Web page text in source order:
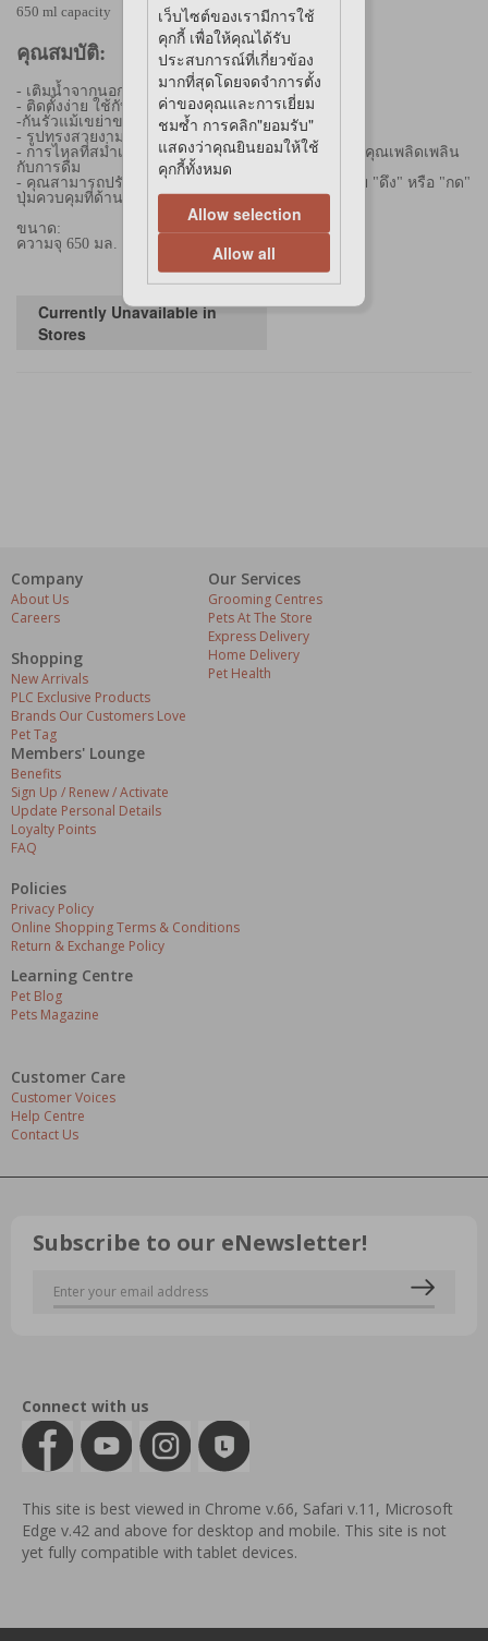
650 ml capacity
คุณสมบัติ:
- เติมน้ำจากนอกกรงได้ง่าย โดยไม่ต้องถอดขวดออก
- ติดตั้งง่าย ใช้กับกรงลวดหรือกรงท่อ
-กันรั่วแม้เขย่าขวด
- รูปทรงสวยงาม มีสไตล์
- การไหลที่สม่ำเสมอและเหมาะสมทำให้สัตว์เลี้ยงของคุณเพลิดเพลิน
กับการดื่ม
- คุณสามารถปรับการไหลได้มากเท่าที่คุณต้องการโดย "ดึง" หรือ "กด"
ปุ่มควบคุมที่ด้านบนของฝา
ขนาด:
ความจุ 650 มล.
Currently Unavailable in
Stores
Company
About Us
Careers
Shopping
New Arrivals
PLC Exclusive Products
Brands Our Customers Love
Pet Tag
Our Services
Grooming Centres
Pets At The Store
Express Delivery
Home Delivery
Pet Health
Members' Lounge
Benefits
Sign Up / Renew / Activate
Update Personal Details
Loyalty Points
FAQ
Policies
Privacy Policy
Online Shopping Terms & Conditions
Return & Exchange Policy
Learning Centre
Pet Blog
Pets Magazine
Customer Care
Customer Voices
Help Centre
Contact Us
Subscribe to our eNewsletter!
Connect with us
This site is best viewed in Chrome v.66, Safari v.11, Microsoft
Edge v.42 and above for desktop and mobile. This site is not
yet fully compatible with tablet devices.
เว็บไซต์ของเรามีการใช้
คุกกี้ เพื่อให้คุณได้รับ
ประสบการณ์ที่เกี่ยวข้อง
มากที่สุดโดยจดจำการตั้ง
ค่าของคุณและการเยี่ยม
ชมซ้ำ การคลิก"ยอมรับ"
แสดงว่าคุณยินยอมให้ใช้
คุกกี้ทั้งหมด
Allow selection
Allow all